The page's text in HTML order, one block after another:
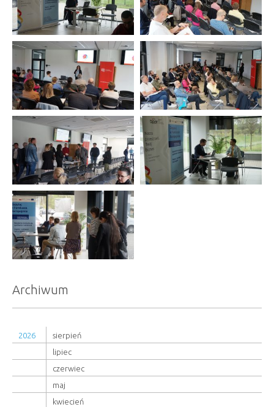
Archiwum
2026
sierpień
lipiec
czerwiec
maj
kwiecień